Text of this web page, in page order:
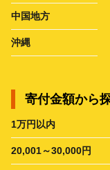
中国地方
沖縄
寄付金額から
1万円以内
20,001～30,000円